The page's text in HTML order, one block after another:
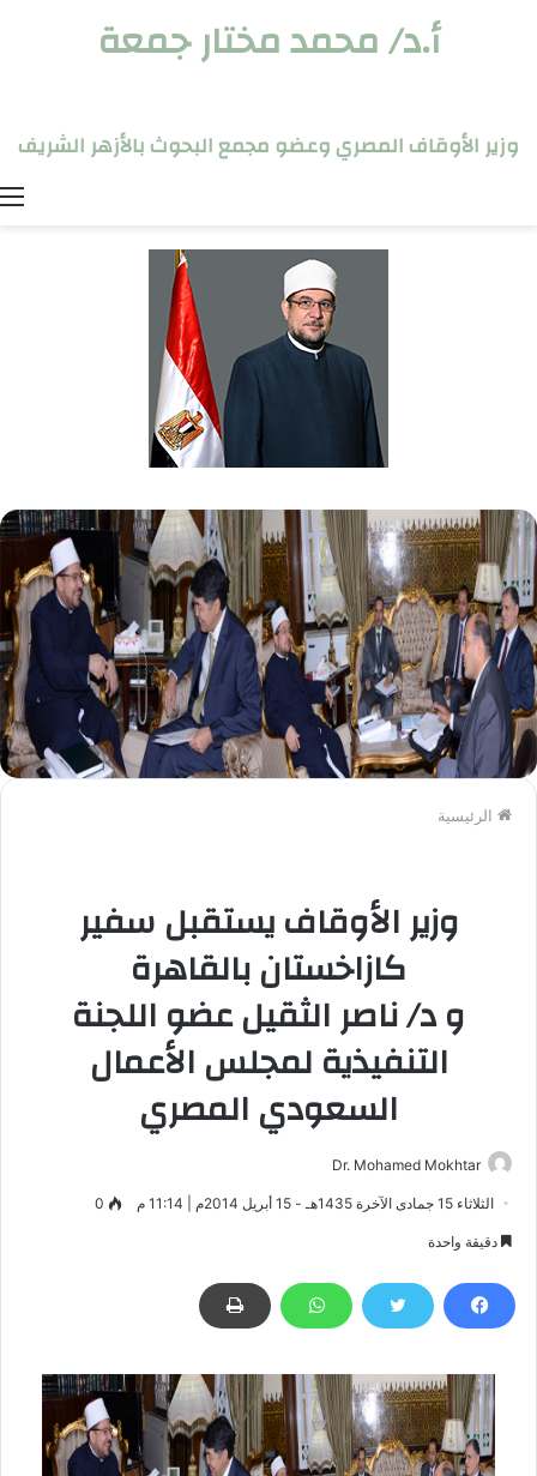
أ.د/ محمد مختار جمعة
وزير الأوقاف المصري وعضو مجمع البحوث بالأزهر الشريف
الرئيسية
وزير الأوقاف يستقبل سفير
كازاخستان بالقاهرة
و د/ ناصر الثقيل عضو اللجنة
التنفيذية لمجلس الأعمال
السعودي المصري
Dr. Mohamed Mokhtar
الثلاثاء 15 جمادى الآخرة 1435هـ - 15 أبريل 2014م | 11:14 م 0
دقيقة واحدة